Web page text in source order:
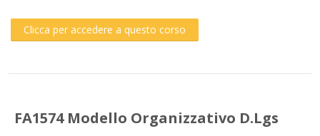
Clicca per accedere a questo corso
FA1574 Modello Organizzativo D.Lgs